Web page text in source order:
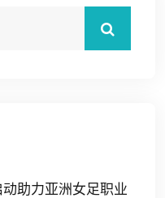
助力亚洲女足职业